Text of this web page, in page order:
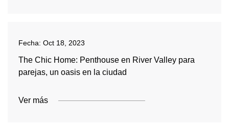
Fecha: Oct 18, 2023
The Chic Home: Penthouse en River Valley para
parejas, un oasis en la ciudad
Ver más